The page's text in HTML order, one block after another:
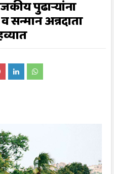
पुढार्‍यांना
सन्मान अन्नदाता